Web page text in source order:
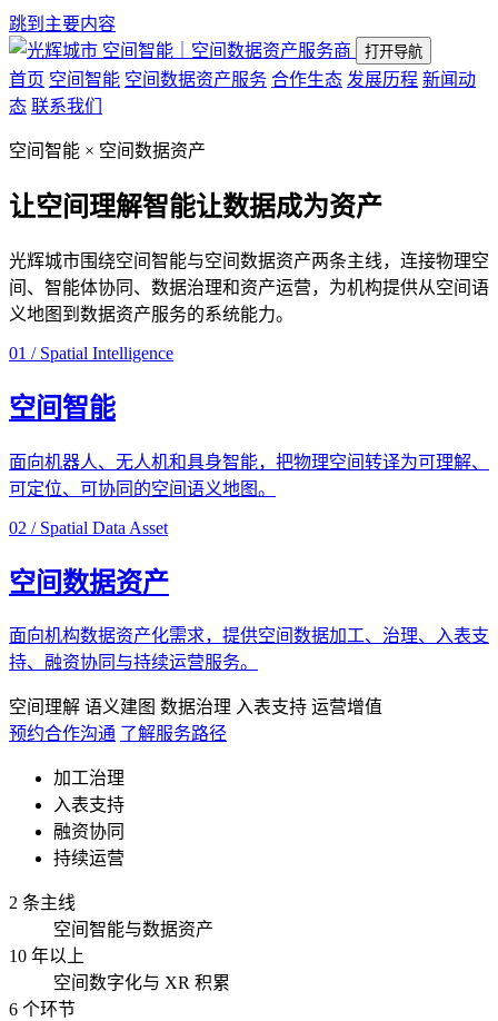
跳到主要内容
空间智能｜空间数据资产服务商
打开导航
首页 空间智能 空间数据资产服务 合作生态 发展历程 新闻动
态 联系我们
空间智能 × 空间数据资产
让空间理解智能让数据成为资产
光辉城市围绕空间智能与空间数据资产两条主线，连接物理空
间、智能体协同、数据治理和资产运营，为机构提供从空间语
义地图到数据资产服务的系统能力。
01 / Spatial Intelligence
空间智能
面向机器人、无人机和具身智能，把物理空间转译为可理解、
可定位、可协同的空间语义地图。
02 / Spatial Data Asset
空间数据资产
面向机构数据资产化需求，提供空间数据加工、治理、入表支
持、融资协同与持续运营服务。
空间理解 语义建图 数据治理 入表支持 运营增值
预约合作沟通 了解服务路径
加工治理
入表支持
融资协同
持续运营
2 条主线
空间智能与数据资产
10 年以上
空间数字化与 XR 积累
6 个环节